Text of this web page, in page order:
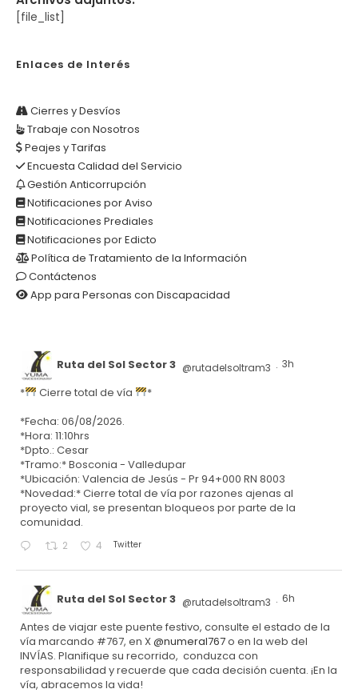
[file_list]
Enlaces de Interés
Cierres y Desvíos
Trabaje con Nosotros
Peajes y Tarifas
Encuesta Calidad del Servicio
Gestión Anticorrupción
Notificaciones por Aviso
Notificaciones Prediales
Notificaciones por Edicto
Política de Tratamiento de la Información
Contáctenos
App para Personas con Discapacidad
Ruta del Sol Sector 3 @rutadelsoltram3 · 3h
* Cierre total de vía
*
*Fecha: 06/08/2026.
*Hora: 11:10hrs
*Dpto.: Cesar
*Tramo:* Bosconia - Valledupar
*Ubicación: Valencia de Jesús - Pr 94+000 RN 8003
*Novedad:* Cierre total de vía por razones ajenas al
proyecto vial, se presentan bloqueos por parte de la
comunidad.
2 4 Twitter
Ruta del Sol Sector 3 @rutadelsoltram3 · 6h
Antes de viajar este puente festivo, consulte el estado de la
vía marcando #767, en X@numeral767o en la web del
INVÍAS. Planifique su recorrido, conduzca con
responsabilidad y recuerde que cada decisión cuenta. ¡En la
vía, abracemos la vida!